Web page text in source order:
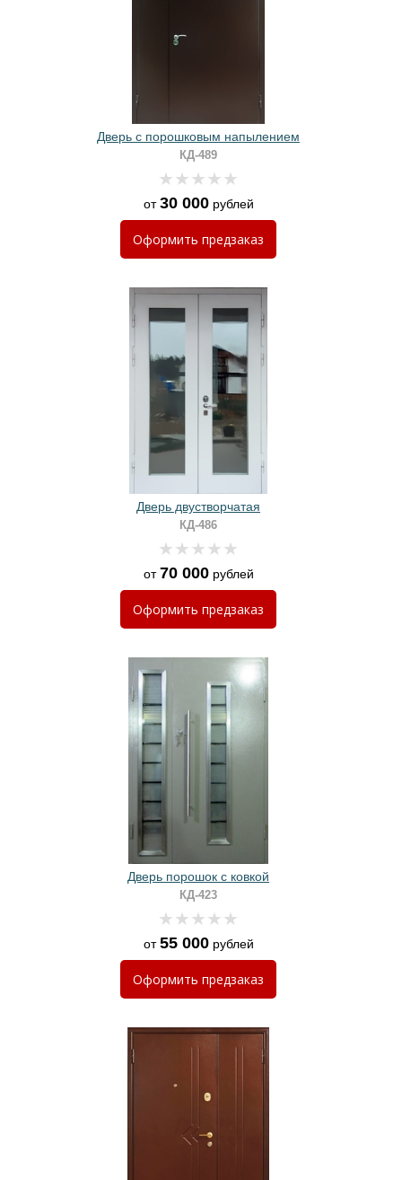
Дверь с порошковым напылением
КД-489
от30 000рублей
Оформить предзаказ
Дверь двустворчатая
КД-486
от70 000рублей
Оформить предзаказ
Дверь порошок с ковкой
КД-423
от55 000рублей
Оформить предзаказ